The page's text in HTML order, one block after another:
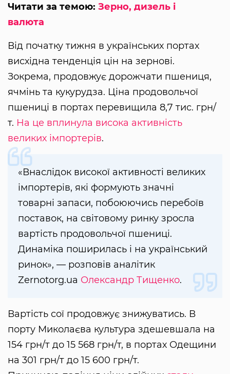
Читати за темою: Зерно, дизель і
валюта
Від початку тижня в українських портах
висхідна тенденція цін на зернові.
Зокрема, продовжує дорожчати пшениця,
ячмінь та кукурудза. Ціна продовольчої
пшениці в портах перевищила 8,7 тис. грн/
т. На це вплинула висока активність
великих імпортерів.
«Внаслідок високої активності великих
імпортерів, які формують значні
товарні запаси, побоюючись перебоїв
поставок, на світовому ринку зросла
вартість продовольчої пшениці.
Динаміка поширилась і на український
ринок», — розповів аналітик
Zernotorg.ua Олександр Тищенко.
Вартість сої продовжує знижуватись. В
порту Миколаєва культура здешевшала на
154 грн/т до 15 568 грн/т, в портах Одещини
на 301 грн/т до 15 600 грн/т.